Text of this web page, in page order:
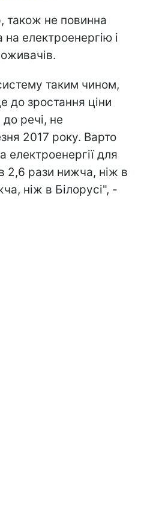
також не повинна
на електроенергію і
таким чином,
до зростання ціни
речі, не
2017 року. Варто
електроенергії для
2,6 рази нижча, ніж в
ніж в Білорусі", -